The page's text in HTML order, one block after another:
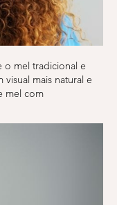
o mel tradicional e
visual mais natural e
mel com